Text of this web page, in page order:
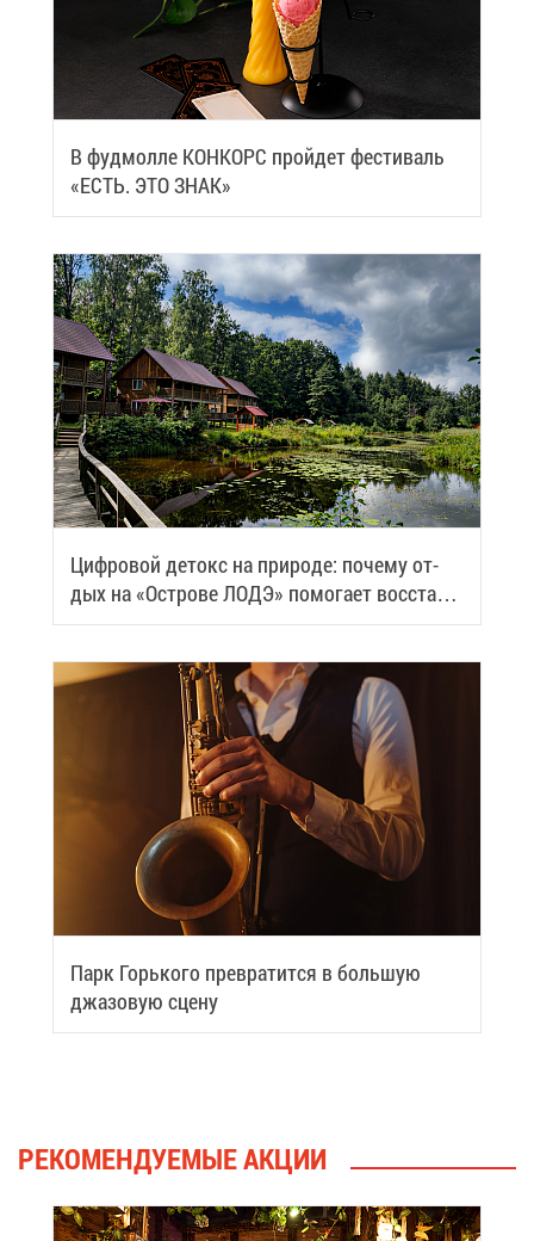
В фуд­мол­ле КОН­КОРС прой­дет фе­сти­валь
«ЕСТЬ. ЭТО ЗНАК»
Циф­ро­вой де­токс на при­ро­де: по­че­му от­
дых на «Ост­ро­ве ЛОДЭ» по­мо­га­ет вос­ста­но­
вить си­лы
Парк Горь­ко­го пре­вра­тит­ся в боль­шую
джа­зо­вую сце­ну
РЕ­КО­МЕН­ДУ­Е­МЫЕ АК­ЦИИ